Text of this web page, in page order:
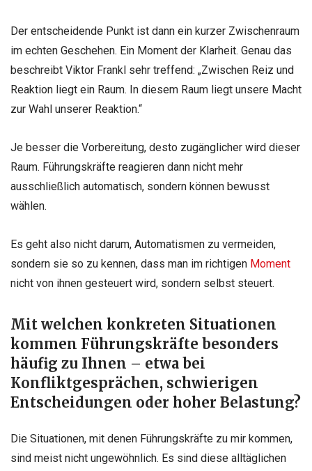
Der entscheidende Punkt ist dann ein kurzer Zwischenraum
im echten Geschehen. Ein Moment der Klarheit. Genau das
beschreibt Viktor Frankl sehr treffend: „Zwischen Reiz und
Reaktion liegt ein Raum. In diesem Raum liegt unsere Macht
zur Wahl unserer Reaktion.“
Je besser die Vorbereitung, desto zugänglicher wird dieser
Raum. Führungskräfte reagieren dann nicht mehr
ausschließlich automatisch, sondern können bewusst
wählen.
Es geht also nicht darum, Automatismen zu vermeiden,
sondern sie so zu kennen, dass man im richtigen Moment
nicht von ihnen gesteuert wird, sondern selbst steuert.
Mit welchen konkreten Situationen
kommen Führungskräfte besonders
häufig zu Ihnen – etwa bei
Konfliktgesprächen, schwierigen
Entscheidungen oder hoher Belastung?
Die Situationen, mit denen Führungskräfte zu mir kommen,
sind meist nicht ungewöhnlich. Es sind diese alltäglichen